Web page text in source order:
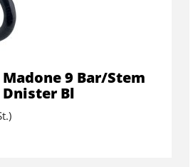
9 Bar/Stem
Dnister Bl